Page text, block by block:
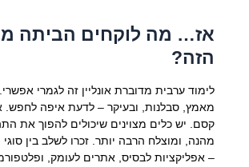
אז… מה לוקחים הביתה
הזה?
לימוד ערבית מדוברת אונליין זה לגמרי
מאמץ, סבלנות, ובעיקר – לדעת איפה לחפש.
קסם. יש כלים מצוינים שיכולים להפוך את
מהנה, ומוצלח הרבה יותר. זכרו לשלב בין
– אפליקציות לבסיס, אתרים לעומק,